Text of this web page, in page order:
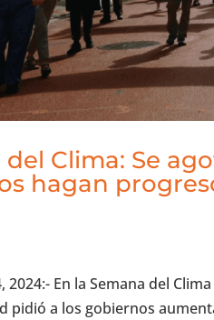
del Clima: Se
hagan
2024:- En la Semana del
pidió a los gobiernos